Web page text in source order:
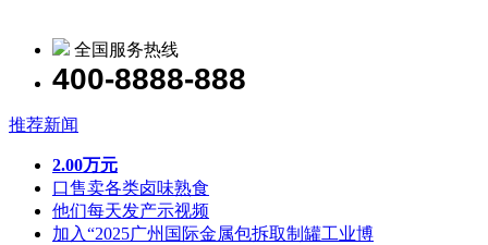
全国服务热线
400-8888-888
推荐新闻
2.00万元
口售卖各类卤味熟食
他们每天发产示视频
加入“2025广州国际金属包拆取制罐工业博